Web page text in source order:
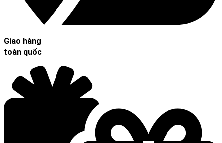
Giao hàng
toàn quốc